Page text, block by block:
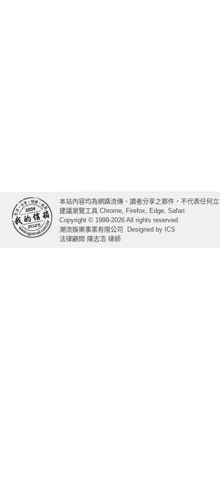
本站內容均為網路流傳、讀者分享之郵件，不代表任何
建議瀏覽工具 Chrome, Firefox, Edge, Safari
Copyright © 1999-2026 All rights reserved.
潮流娛樂事業有限公司
Designed by ICS
法律顧問 陳志浩 律師